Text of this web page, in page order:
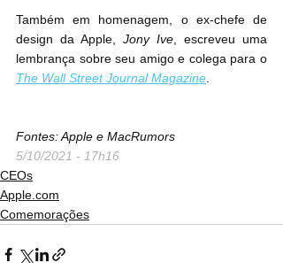
Também em homenagem, o ex-chefe de
design da Apple, Jony Ive, escreveu uma
The Wall Street Journal Magazine.
Fontes: Apple e MacRumors
5/10/2021 - 17h16
CEOs
Apple.com
Comemorações